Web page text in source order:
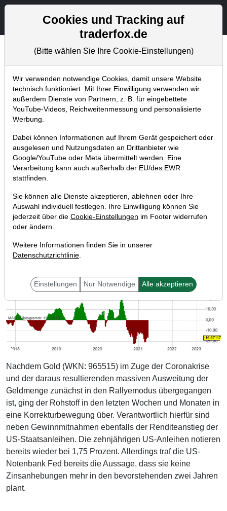
Aktien- und Artikelsuche
Chartanalysen
Home Blog Chartanalysen
Chartanalyse Gold: ich bereite
einen langfristigen Einstieg vor!
31.03.2021 um 06:45 Uhr | P. Uhlschmied
Nachdem Gold (WKN: 965515) im Zuge der Coronakrise
und der daraus resultierenden massiven Ausweitung der
Geldmenge zunächst in den Rallyemodus übergegangen
ist, ging der Rohstoff in den letzten Wochen und Monaten in
eine Korrekturbewegung über. Verantwortlich hierfür sind
neben Gewinnmitnahmen ebenfalls der Renditeanstieg der
US-Staatsanleihen. Die zehnjährigen US-Anleihen notieren
bereits wieder bei 1,75 Prozent. Allerdings traf die US-
Notenbank Fed bereits die Aussage, dass sie keine
Zinsanhebungen mehr in den bevorstehenden zwei Jahren
plant.
Cookies und Tracking auf
traderfox.de
(Bitte wählen Sie Ihre Cookie-Einstellungen)
Wir verwenden notwendige Cookies, damit unsere Website
technisch funktioniert. Mit Ihrer Einwilligung verwenden wir
außerdem Dienste von Partnern, z. B. für eingebettete
YouTube-Videos, Reichweitenmessung und personalisierte
Werbung.
Dabei können Informationen auf Ihrem Gerät gespeichert oder
ausgelesen und Nutzungsdaten an Drittanbieter wie
Google/YouTube oder Meta übermittelt werden. Eine
Verarbeitung kann auch außerhalb der EU/des EWR
stattfinden.
Sie können alle Dienste akzeptieren, ablehnen oder Ihre
Auswahl individuell festlegen. Ihre Einwilligung können Sie
jederzeit über die Cookie-Einstellungen im Footer widerrufen
oder ändern.
Weitere Informationen finden Sie in unserer
Datenschutzrichtlinie.
Einstellungen Nur Notwendige Alle akzeptieren